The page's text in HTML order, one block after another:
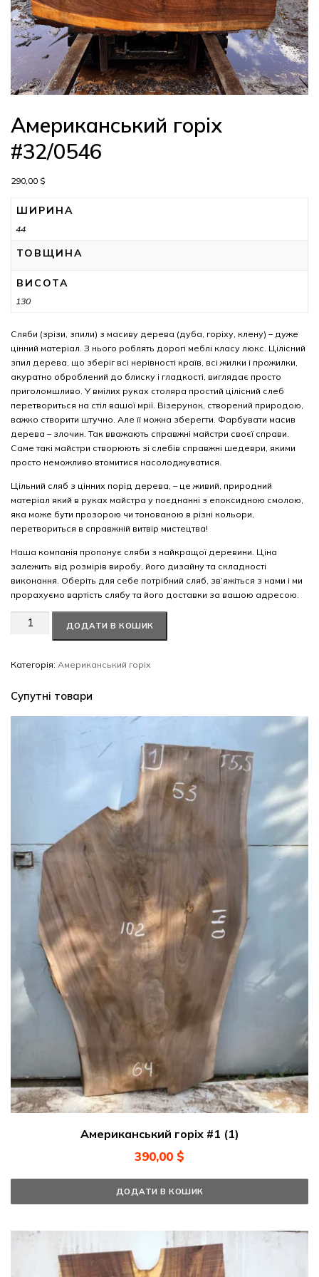
Американський горіх
#32/0546
290,00 $
ШИРИНА
44
ТОВЩИНА
ВИСОТА
130
Сляби (зрізи, зпили) з масиву дерева (дуба, горіху, клену) – дуже
цінний матеріал. З нього роблять дорогі меблі класу люкс. Цілісний
зпил дерева, що зберіг всі нерівності країв, всі жилки і прожилки,
акуратно оброблений до блиску і гладкості, виглядає просто
приголомшливо. У вмілих руках столяра простий цілісний слеб
перетвориться на стіл вашої мрії. Візерунок, створений природою,
важко створити штучно. Але її можна зберегти. Фарбувати масив
дерева – злочин. Так вважають справжні майстри своєї справи.
Саме такі майстри створюють зі слебів справжні шедеври, якими
просто неможливо втомитися насолоджуватися.
Цільний сляб з цінних порід дерева, – це живий, природний
матеріал який в руках майстра у поєднанні з епоксидною смолою,
яка може бути прозорою чи тонованою в різні кольори,
перетвориться в справжній витвір мистецтва!
Наша компанія пропонує сляби з найкращої деревини. Ціна
залежить від розмірів виробу, його дизайну та складності
виконання. Оберіть для себе потрібний сляб, зв’яжіться з нами і ми
прорахуємо вартість слябу та його доставки за вашою адресою.
Американський
кількість
ДОДАТИ В КОШИК
Категорія: Американський горіх
Супутні товари
Американський горіх #1 (1)
390,00 $
ДОДАТИ В КОШИК